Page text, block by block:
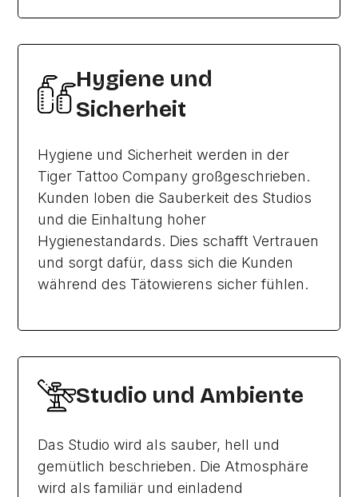
Hygiene und
Sicherheit
Hygiene und Sicherheit werden in der
Tiger Tattoo Company großgeschrieben.
Kunden loben die Sauberkeit des Studios
und die Einhaltung hoher
Hygienestandards. Dies schafft Vertrauen
und sorgt dafür, dass sich die Kunden
während des Tätowierens sicher fühlen.
Studio und Ambiente
Das Studio wird als sauber, hell und
gemütlich beschrieben. Die Atmosphäre
wird als familiär und einladend